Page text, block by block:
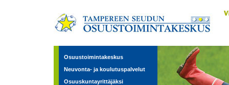
Osuustoimintakeskus
Neuvonta- ja koulutuspalvelut
Osuuskuntayrittäjäksi